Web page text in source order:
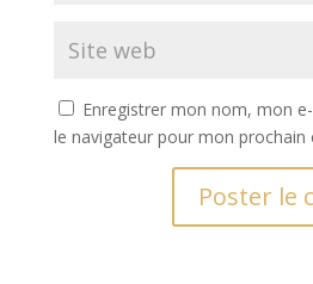
Enregistrer mon nom, mon
le navigateur pour mon prochain